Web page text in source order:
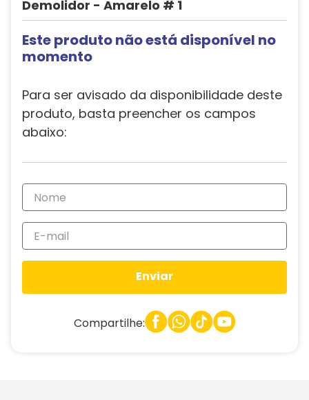
Demolidor - Amarelo # 1
Este produto não está disponível no
momento
Para ser avisado da disponibilidade deste
produto, basta preencher os campos
abaixo:
Enviar
Compartilhe: